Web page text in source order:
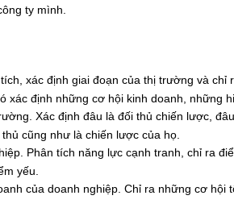
ty mình.
xác định giai đoạn của thị trường và chỉ
định những cơ hội kinh doanh, những
Xác định đâu là đối thủ chiến lược,
cũng như là chiến lược của họ.
Phân tích năng lực cạnh tranh, chỉ ra
yếu.
của doanh nghiệp. Chỉ ra những cơ hội